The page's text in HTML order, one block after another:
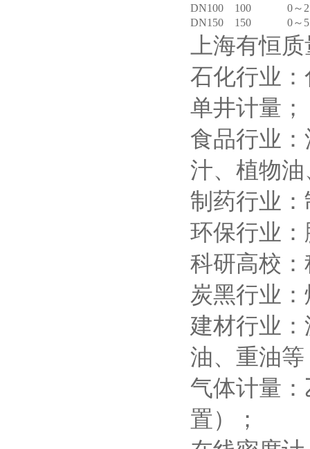
DN100
100
0～
DN150
150 0～
上海有恒
石化行业
单井计量；
食品行业
汁、植物
制药行业
环保行业
科研高校
炭黑行业
建材行业
油、重油等
气体计量
置）；